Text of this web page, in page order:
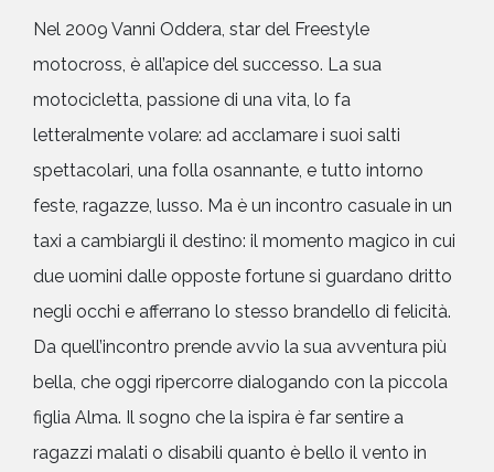
Nel 2009 Vanni Oddera, star del Freestyle
motocross, è all’apice del successo. La sua
motocicletta, passione di una vita, lo fa
letteralmente volare: ad acclamare i suoi salti
spettacolari, una folla osannante, e tutto intorno
feste, ragazze, lusso. Ma è un incontro casuale in un
taxi a cambiargli il destino: il momento magico in cui
due uomini dalle opposte fortune si guardano dritto
negli occhi e afferrano lo stesso brandello di felicità.
Da quell’incontro prende avvio la sua avventura più
bella, che oggi ripercorre dialogando con la piccola
figlia Alma. Il sogno che la ispira è far sentire a
ragazzi malati o disabili quanto è bello il vento in